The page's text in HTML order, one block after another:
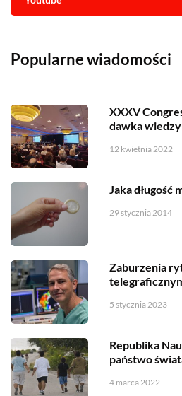
Popularne wiadomości
XXXV
dawka wiedzy
12 kwietnia 2022
Jaka długość
29 stycznia 2014
Zaburzenia
5 stycznia 2023
Republika
państwo
4 marca 2022